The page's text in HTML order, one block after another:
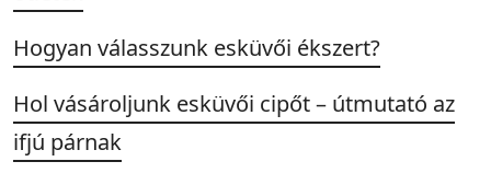
Hogyan válasszunk esküvői ékszert?
Hol vásároljunk esküvői cipőt – útmutató az
ifjú párnak